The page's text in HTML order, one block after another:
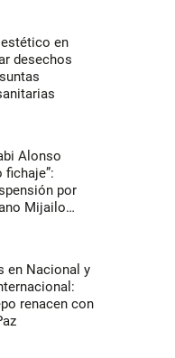
en
desechos
Alonso
fichaje”:
por
Mijailo
en Nacional y
renacen con